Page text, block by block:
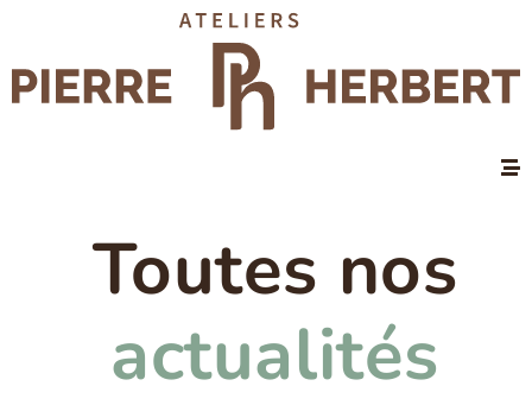
Toutes nos
actualités